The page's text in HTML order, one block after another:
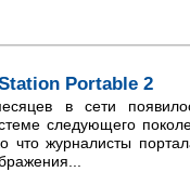
Portable 2
в сети
следующего
что журналисты